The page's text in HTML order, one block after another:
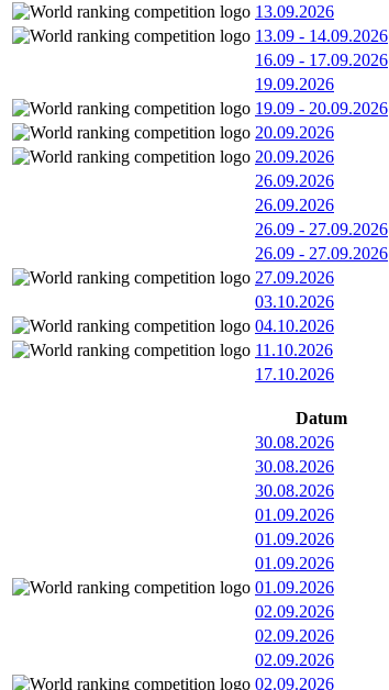
13.09.2026
13.09 - 14.09.2026
16.09 - 17.09.2026
19.09.2026
19.09 - 20.09.2026
20.09.2026
20.09.2026
26.09.2026
26.09.2026
26.09 - 27.09.2026
26.09 - 27.09.2026
27.09.2026
03.10.2026
04.10.2026
11.10.2026
17.10.2026
Datum
30.08.2026
30.08.2026
30.08.2026
01.09.2026
01.09.2026
01.09.2026
01.09.2026
02.09.2026
02.09.2026
02.09.2026
02.09.2026